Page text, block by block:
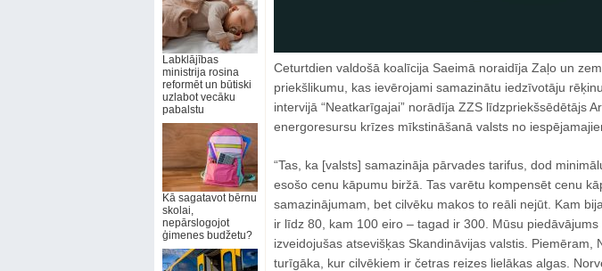
Labklājības
ministrija rosina
reformēt un būtiski
uzlabot vecāku
pabalstu
Kā sagatavot bērnu
skolai,
nepārslogojot
ģimenes budžetu?
Ceturtdien valdošā koalīcija Saeimā noraidīja Zaļo un
priekšlikumu, kas ievērojami samazinātu iedzīvotāju
intervijā “Neatkarīgajai” norādīja ZZS līdzpriekšsēdētājs
energoresursu krīzes mīkstināšanā valsts no
“Tas, ka [valsts] samazināja pārvades tarifus, dod
esošo cenu kāpumu biržā. Tas varētu kompensēt cenu
samazinājumam, bet cilvēku makos to reāli nejūt. Kam
ir līdz 80, kam 100 eiro – tagad ir 300. Mūsu
izveidojušas atsevišķas Skandināvijas valstis. Piemēram,
turīgāka, kur cilvēkiem ir četras reizes lielākas algas.